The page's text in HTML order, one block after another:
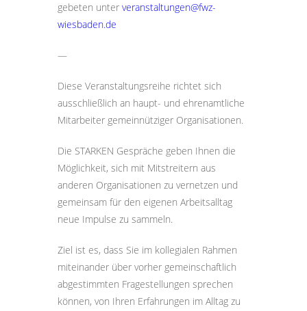
gebeten unter veranstaltungen@fwz-
wiesbaden.de
—
Diese Veranstaltungsreihe richtet sich
ausschließlich an haupt- und ehrenamtliche
Mitarbeiter gemeinnütziger Organisationen.
Die STARKEN Gespräche geben Ihnen die
Möglichkeit, sich mit Mitstreitern aus
anderen Organisationen zu vernetzen und
gemeinsam für den eigenen Arbeitsalltag
neue Impulse zu sammeln.
Ziel ist es, dass Sie im kollegialen Rahmen
miteinander über vorher gemeinschaftlich
abgestimmten Fragestellungen sprechen
können, von Ihren Erfahrungen im Alltag zu